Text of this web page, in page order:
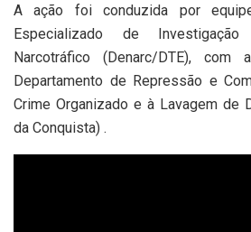
A ação foi conduzida por
Especializado de
Narcotráfico (Denarc/DTE),
Departamento de Repressão e
Crime Organizado e à Lavagem de
da Conquista) .